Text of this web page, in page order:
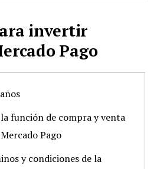
invertir
Pago
función de compra y venta
Pago
y condiciones de la